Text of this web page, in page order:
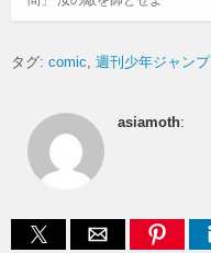
タグ: comic 週刊少年ジャンプ
asiamoth: